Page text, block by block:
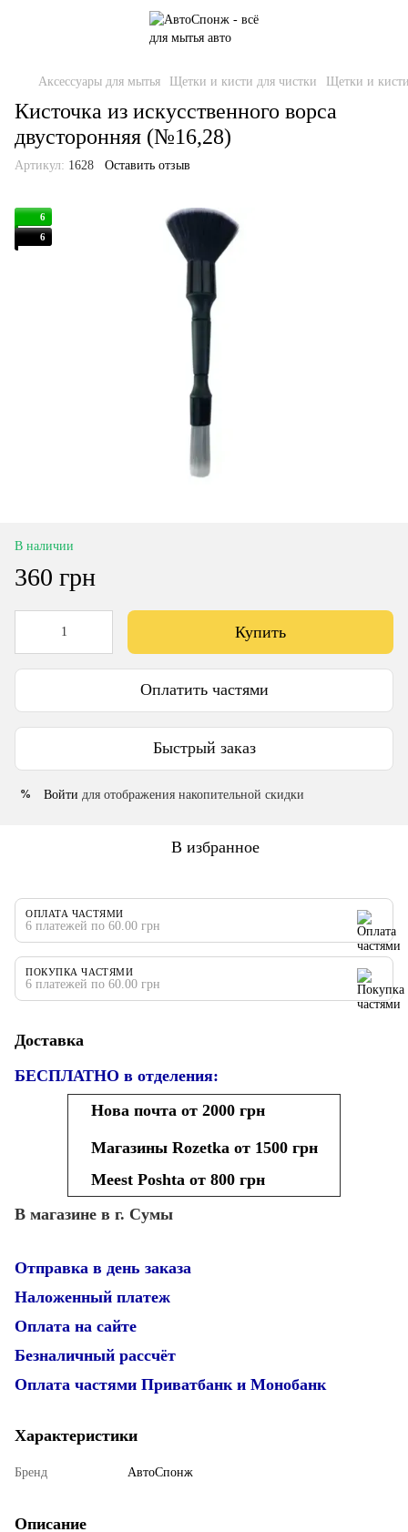
Аксессуары для мытья Щетки и кисти для чистки Щетки и
Кисточка из искусственного ворса
двусторонняя (№16,28)
Артикул: 1628 Оставить отзыв
6
6
В наличии
360 грн
Купить
Оплатить частями
Быстрый заказ
% Войти для отображения накопительной скидки
В избранное
ОПЛАТА ЧАСТЯМИ
6 платежей по 60.00 грн
ПОКУПКА ЧАСТЯМИ
6 платежей по 60.00 грн
Доставка
БЕСПЛАТНО в отделения:
Нова почта от 2000 грн
Магазины Rozetka от 1500 грн
Meest Poshta от 800 грн
В магазине в г. Сумы
Отправка в день заказа
Наложенный платеж
Оплата на сайте
Безналичный рассчёт
Оплата частями Приватбанк и Монобанк
Характеристики
Бренд АвтоСпонж
Описание